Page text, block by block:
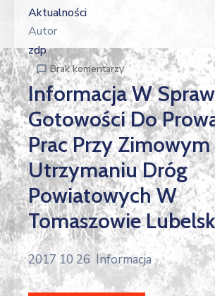
Aktualności
Autor
zdp
Brak komentarzy
Informacja W
Gotowości Do
Prac Przy Zimowym
Utrzymaniu Dróg
Powiatowych W
Tomaszowie
2017 10 26 Informacja